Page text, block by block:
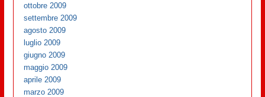
ottobre 2009
settembre 2009
agosto 2009
luglio 2009
giugno 2009
maggio 2009
aprile 2009
marzo 2009